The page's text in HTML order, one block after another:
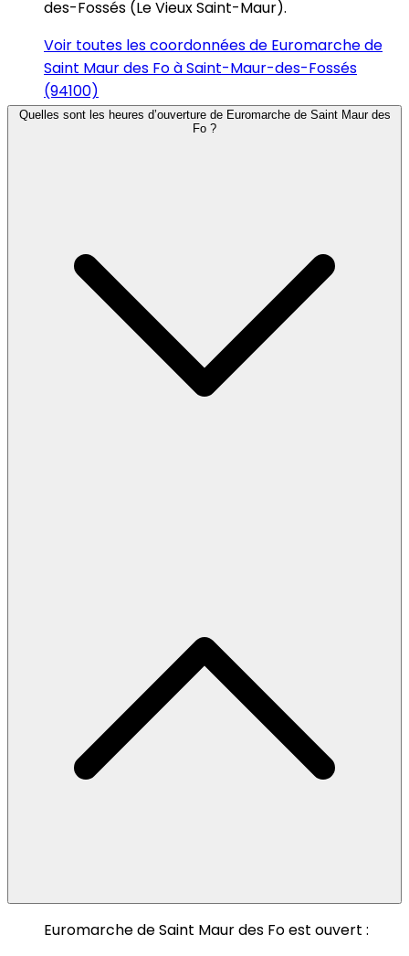
des-Fossés (Le Vieux Saint-Maur).
Voir toutes les coordonnées de Euromarche de
Saint Maur des Fo à Saint-Maur-des-Fossés
(94100)
Quelles sont les heures d’ouverture de Euromarche de Saint Maur des
Fo ?
Euromarche de Saint Maur des Fo est ouvert :